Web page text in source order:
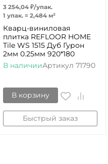
3 254,04 ₽/упак.
1 упак. = 2,484 м²
Кварц-виниловая
плитка REFLOOR HOME
Tile WS 1515 Дуб Гурон
2мм 0.25мм 920*180
В наличииАртикул 71790
В корзину
Быстрый заказ